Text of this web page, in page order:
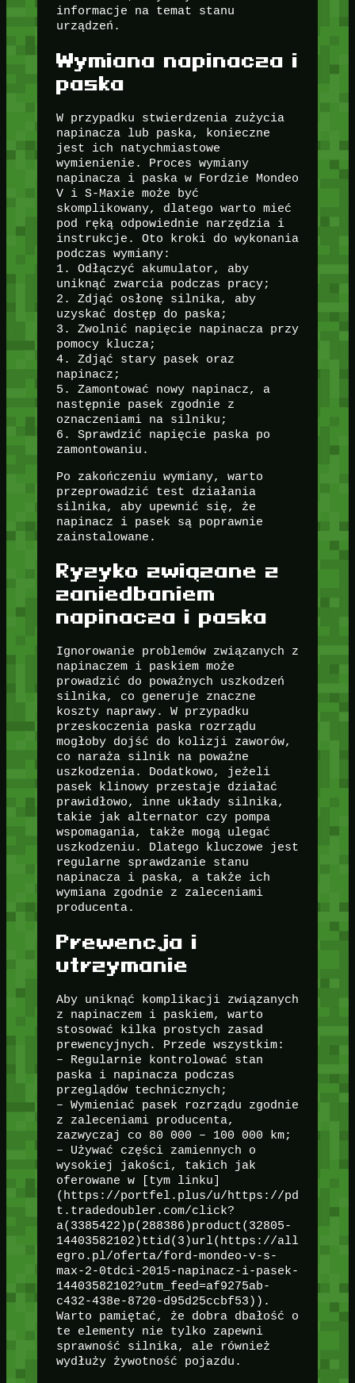
informacje na temat stanu
urządzeń.
Wymiana napinacza i
paska
W przypadku stwierdzenia zużycia
napinacza lub paska, konieczne
jest ich natychmiastowe
wymienienie. Proces wymiany
napinacza i paska w Fordzie Mondeo
V i S-Maxie może być
skomplikowany, dlatego warto mieć
pod ręką odpowiednie narzędzia i
instrukcje. Oto kroki do wykonania
podczas wymiany:
1. Odłączyć akumulator, aby
uniknąć zwarcia podczas pracy;
2. Zdjąć osłonę silnika, aby
uzyskać dostęp do paska;
3. Zwolnić napięcie napinacza przy
pomocy klucza;
4. Zdjąć stary pasek oraz
napinacz;
5. Zamontować nowy napinacz, a
następnie pasek zgodnie z
oznaczeniami na silniku;
6. Sprawdzić napięcie paska po
zamontowaniu.
Po zakończeniu wymiany, warto
przeprowadzić test działania
silnika, aby upewnić się, że
napinacz i pasek są poprawnie
zainstalowane.
Ryzyko związane z
zaniedbaniem
napinacza i paska
Ignorowanie problemów związanych z
napinaczem i paskiem może
prowadzić do poważnych uszkodzeń
silnika, co generuje znaczne
koszty naprawy. W przypadku
przeskoczenia paska rozrządu
mogłoby dojść do kolizji zaworów,
co naraża silnik na poważne
uszkodzenia. Dodatkowo, jeżeli
pasek klinowy przestaje działać
prawidłowo, inne układy silnika,
takie jak alternator czy pompa
wspomagania, także mogą ulegać
uszkodzeniu. Dlatego kluczowe jest
regularne sprawdzanie stanu
napinacza i paska, a także ich
wymiana zgodnie z zaleceniami
producenta.
Prewencja i
utrzymanie
Aby uniknąć komplikacji związanych
z napinaczem i paskiem, warto
stosować kilka prostych zasad
prewencyjnych. Przede wszystkim:
– Regularnie kontrolować stan
paska i napinacza podczas
przeglądów technicznych;
– Wymieniać pasek rozrządu zgodnie
z zaleceniami producenta,
zazwyczaj co 80 000 – 100 000 km;
– Używać części zamiennych o
wysokiej jakości, takich jak
oferowane w [tym linku]
(https://portfel.plus/u/https://pd
t.tradedoubler.com/click?
a(3385422)p(288386)product(32805-
14403582102)ttid(3)url(https://all
egro.pl/oferta/ford-mondeo-v-s-
max-2-0tdci-2015-napinacz-i-pasek-
14403582102?utm_feed=af9275ab-
c432-438e-8720-d95d25ccbf53)).
Warto pamiętać, że dobra dbałość o
te elementy nie tylko zapewni
sprawność silnika, ale również
wydłuży żywotność pojazdu.